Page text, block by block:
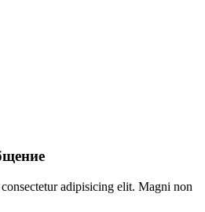
adipisicing elit. Magni non